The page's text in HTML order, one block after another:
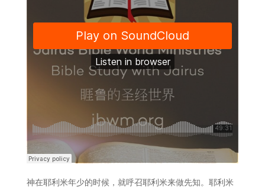
神在耶利米年少的时候，就呼召耶利米来做先知。耶利米